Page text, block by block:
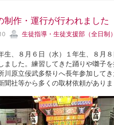
作・運行が行われました
生徒指導・生徒支援部（全日制）
生、８月６日（水）１年生、８月
ました。練習してきた踊りや囃子
川原立佞武多祭りへ長年参加して
聞社等から多くの取材依頼がありま